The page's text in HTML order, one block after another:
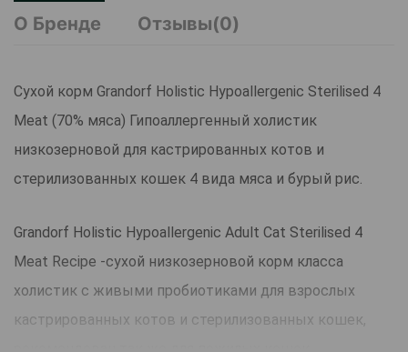
О Бренде
Отзывы(0)
Сухой корм Grandorf Holistiс Hypoallergenic Sterilised 4
Meat (70% мяса) Гипоаллергенный холистик
низкозерновой для кастрированных котов и
стерилизованных кошек 4 вида мяса и бурый рис.
Grandorf Holistiс Hypoallergenic Adult Cat Sterilised 4
Meat Recipe -cухой низкозерновой корм класса
холистик с живыми пробиотиками для взрослых
кастрированных котов и стерилизованных кошек,